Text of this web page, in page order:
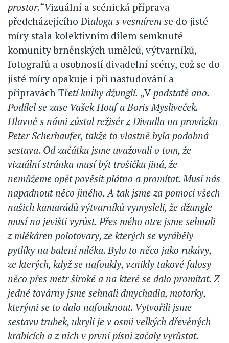
prostor.“Vizuální a scénická příprava
předcházejícího Dialogu s vesmírem se do jisté
míry stala kolektivním dílem semknuté
komunity brněnských umělců, výtvarníků,
fotografů a osobností divadelní scény, což se do
jisté míry opakuje i při nastudování a
přípravách Třetí knihy džunglí. „V podstatě ano.
Podílel se zase Vašek Houf a Boris Mysliveček.
Hlavně s námi zůstal režisér z Divadla na provázku
Peter Scherhaufer, takže to vlastně byla podobná
sestava. Od začátku jsme uvažovali o tom, že
vizuální stránka musí být trošičku jiná, že
nemůžeme opět pověsit plátno a promítat. Musí nás
napadnout něco jiného. A tak jsme za pomoci všech
našich kamarádů výtvarníků vymysleli, že džungle
musí na jevišti vyrůst. Přes mého otce jsme sehnali
z mlékáren polotovary, ze kterých se vyráběly
pytlíky na balení mléka. Bylo to něco jako rukávy,
ze kterých, když se nafoukly, vznikly takové falosy
něco přes metr široké a na které se dalo promítat. Z
jedné továrny jsme sehnali dmychadla, motorky,
kterými se to dalo nafouknout. Vytvořili jsme
sestavu trubek, ukryli je v osmi velkých dřevěných
krabicích a z nich v první písni začaly vyrůstat.